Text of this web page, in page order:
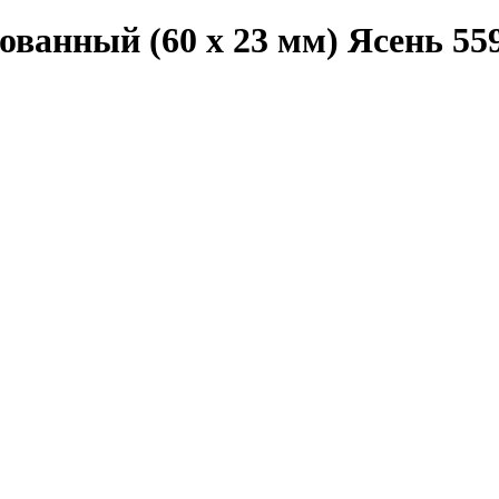
(60 х 23 мм) Ясень